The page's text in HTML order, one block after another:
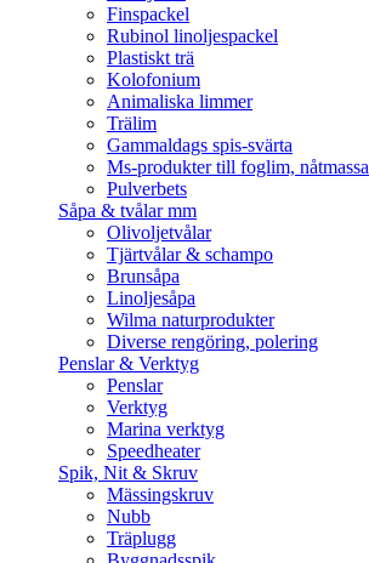
Finspackel
Rubinol linoljespackel
Plastiskt trä
Kolofonium
Animaliska limmer
Trälim
Gammaldags spis-svärta
Ms-produkter till foglim, nåtmassa
Pulverbets
Såpa & tvålar mm
Olivoljetvålar
Tjärtvålar & schampo
Brunsåpa
Linoljesåpa
Wilma naturprodukter
Diverse rengöring, polering
Penslar & Verktyg
Penslar
Verktyg
Marina verktyg
Speedheater
Spik, Nit & Skruv
Mässingskruv
Nubb
Träplugg